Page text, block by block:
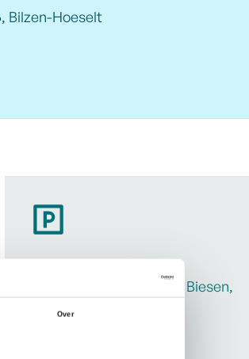
Over
Bilzen-Hoeselt
Bezoekersparking Alden Biesen,
Kasteelstraat 6